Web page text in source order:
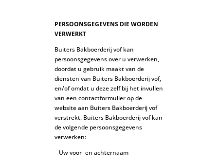
PERSOONSGEGEVENS DIE WORDEN
VERWERKT
Buiters Bakboerderij vof kan
persoonsgegevens over u verwerken,
doordat u gebruik maakt van de
diensten van Buiters Bakboerderij vof,
en/of omdat u deze zelf bij het invullen
van een contactformulier op de
website aan Buiters Bakboerderij vof
verstrekt. Buiters Bakboerderij vof kan
de volgende persoonsgegevens
verwerken:
– Uw voor- en achternaam